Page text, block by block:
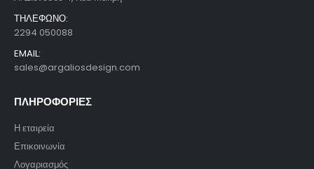
ΤΗΛΕΦΩΝΟ:
2294 050088
EMAIL:
sales@argaliosdesign.com
ΠΛΗΡΟΦΟΡΙΕΣ
Η εταιρεία
Επικοινωνία
Λογαριασμός